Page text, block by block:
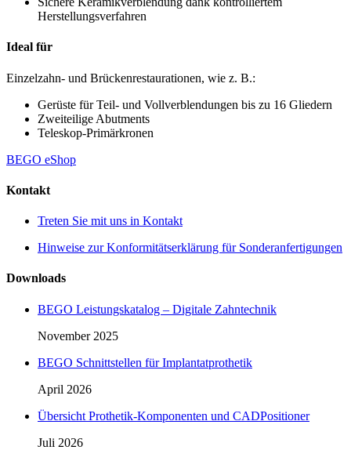
Herstellungsverfahren
Ideal für
Einzelzahn- und Brückenrestaurationen, wie z. B.:
Gerüste für Teil- und Vollverblendungen bis zu 16 Gliedern
Zweiteilige Abutments
Teleskop-Primärkronen
BEGO eShop
Kontakt
Treten Sie mit uns in Kontakt
Hinweise zur Konformitätserklärung für Sonderanfertigungen
Downloads
BEGO Leistungskatalog – Digitale Zahntechnik
November 2025
BEGO Schnittstellen für Implantatprothetik
April 2026
Übersicht Prothetik-Komponenten und CADPositioner
Juli 2026